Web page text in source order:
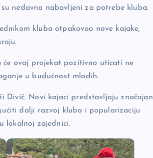
nedavno nabavljeni za potrebe kluba.
kluba otpakovao nove kajake,
će ovaj projekat pozitivno uticati ne
u budućnost mladih.
Divič. Novi kajaci predstavljaju značajan
dalji razvoj kluba i popularizaciju
lokalnoj zajednici.